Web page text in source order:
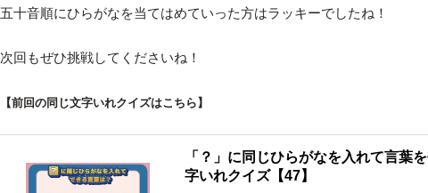
五十音順にひらがなを当てはめていった方はラッキーでしたね！
次回もぜひ挑戦してくださいね！
【前回の同じ文字いれクイズはこちら】
「？」に同じひらがなを入れて言葉
字いれクイズ【47】